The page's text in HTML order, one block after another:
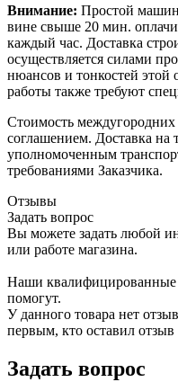
Внимание: Простой
вине свыше 20 мин.
каждый час. Доставка
осуществляется силами
нюансов и тонкостей этой
работы также требуют
Стоимость междугородних
соглашением. Доставка на
уполномоченным
требованиями Заказчика.
Отзывы
Задать вопрос
Вы можете задать любой
или работе магазина.
Наши квалифицированные
помогут.
У данного товара нет
первым, кто оставил отзыв
Задать вопрос